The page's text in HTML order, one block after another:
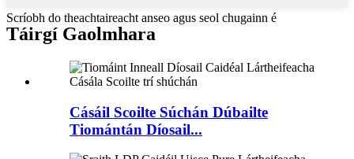
Scríobh do theachtaireacht anseo agus seol chugainn é
Táirgí Gaolmhara
Cásáil Scoilte Súchán Dúbailte
Tiomántán Díosail...